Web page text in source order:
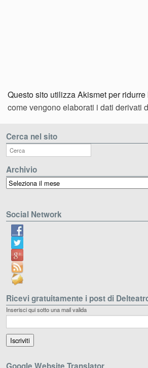
Questo sito utilizza Akismet per ridurre
come vengono elaborati i dati derivati
Cerca nel sito
Archivio
Archivio
Social Network
Ricevi gratuitamente i post di
Inserisci qui sotto una mail valida